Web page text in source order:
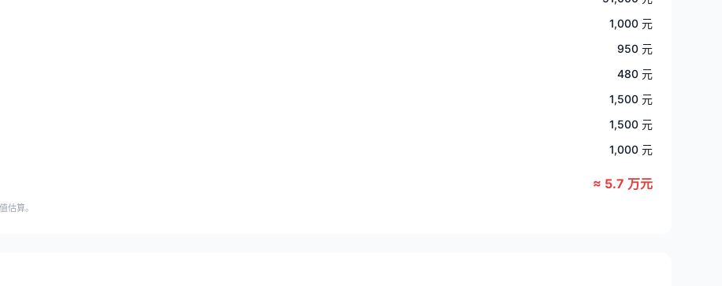
1,000 元
950 元
480 元
1,500 元
1,500 元
1,000 元
≈ 5.7 万元
估算。